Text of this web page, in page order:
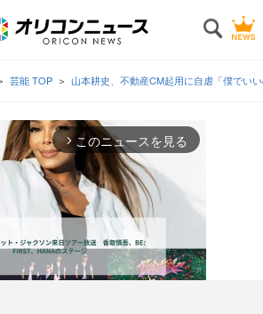
芸能 TOP 山本耕史、不動産CM起用に自虐「僕でい
arrow_forward_ios このニュースを見る